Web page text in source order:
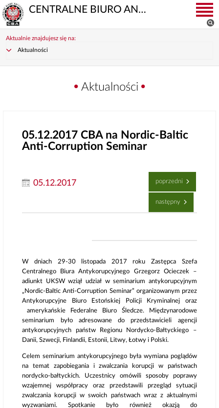
CENTRALNE BIURO ANTYKORUPCYJNE
Aktualnie znajdujesz się na:
Aktualności
Aktualności
05.12.2017 CBA na Nordic-Baltic
Anti-Corruption Seminar
05.12.2017 poprzedni
następny
W dniach 29-30 listopada 2017 roku Zastępca Szefa
Centralnego Biura Antykorupcyjnego Grzegorz Ocieczek –
adiunkt UKSW wziął udział w seminarium antykorupcyjnym
„Nordic-Baltic Anti-Corruption Seminar” organizowanym przez
Antykorupcyjne Biuro Estońskiej Policji Kryminalnej oraz
amerykańskie Federalne Biuro Śledcze. Międzynarodowe
seminarium było adresowane do przedstawicieli agencji
antykorupcyjnych państw Regionu Nordycko-Bałtyckiego –
Danii, Szwecji, Finlandii, Estonii, Litwy, Łotwy i Polski.
Celem seminarium antykorupcyjnego była wymiana poglądów
na temat zapobiegania i zwalczania korupcji w państwach
nordycko-bałtyckich. Uczestnicy omówili sposoby poprawy
wzajemnej współpracy oraz przedstawili przegląd sytuacji
zwalczania korupcji w swoich państwach wraz z aktualnymi
wyzwaniami. Spotkanie było również okazją do